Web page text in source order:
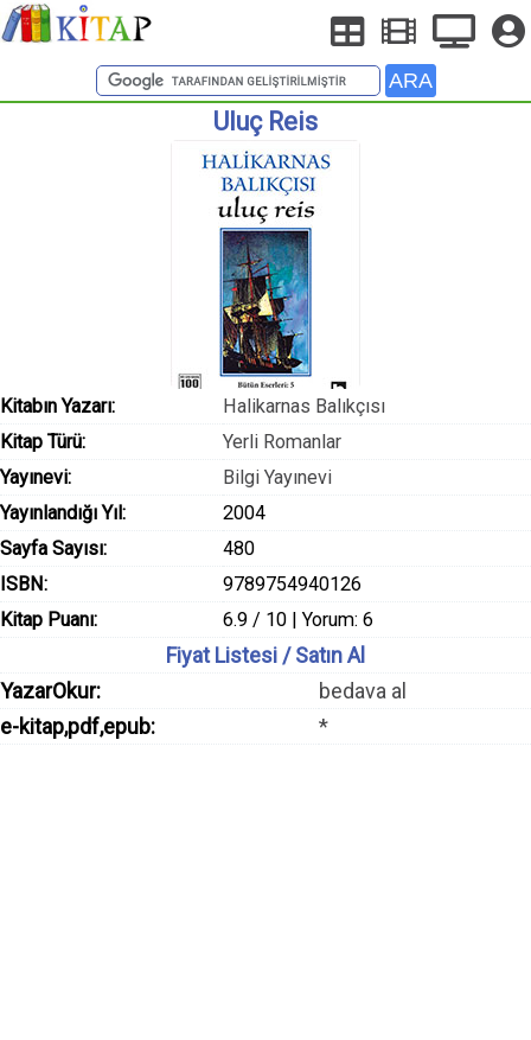
Uluç Reis
Kitabın Yazarı:
Halikarnas Balıkçısı
Kitap Türü:
Yerli Romanlar
Yayınevi:
Bilgi Yayınevi
Yayınlandığı Yıl:
2004
Sayfa Sayısı:
480
ISBN:
9789754940126
Kitap Puanı:
6.9 / 10 | Yorum: 6
Fiyat Listesi / Satın Al
YazarOkur:
bedava al
e-kitap,pdf,epub:
*